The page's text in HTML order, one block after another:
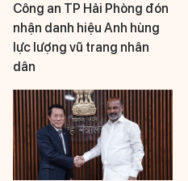
Công an TP Hải Phòng đón
nhận danh hiệu Anh hùng
lực lượng vũ trang nhân
dân